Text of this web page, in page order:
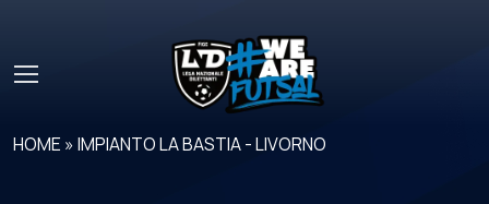
HOME »IMPIANTO LA BASTIA - LIVORNO